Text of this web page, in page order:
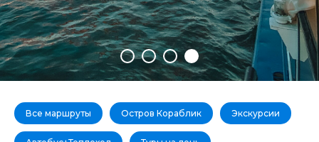
Все маршруты Остров Кораблик Экскурсии